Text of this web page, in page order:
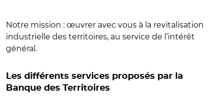
Notre mission : œuvrer avec vous à la revitalisation
industrielle des territoires, au service de l’intérêt
général.
Les différents services proposés par la
Banque des Territoires